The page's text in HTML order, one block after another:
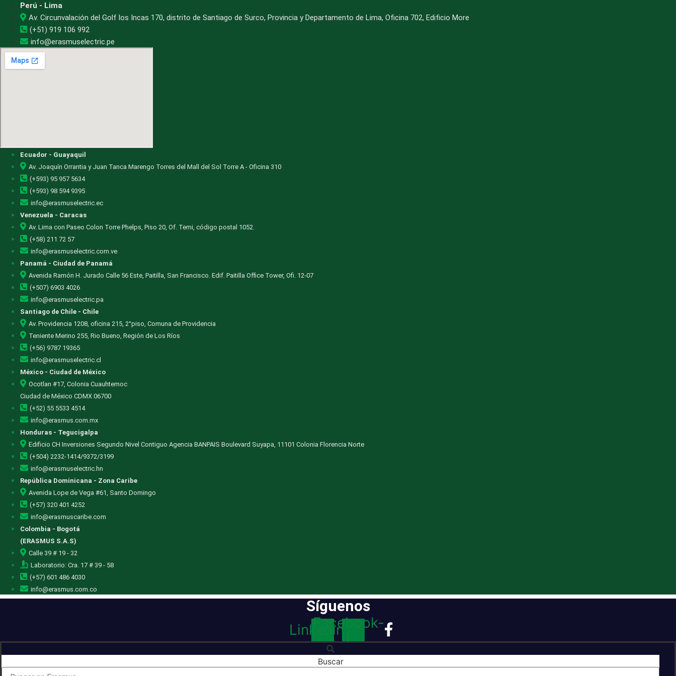
Perú - Lima
Av. Circunvalación del Golf los Incas 170, distrito de Santiago de Surco, Provincia y Departamento de Lima, Oficina 702, Edificio More
(+51) 919 106 992
info@erasmuselectric.pe
Ecuador - Guayaquil
Av. Joaquín Orrantia y Juan Tanca Marengo Torres del Mall del Sol Torre A - Oficina 310
(+593) 95 957 5634
(+593) 98 594 9395
info@erasmuselectric.ec
Venezuela - Caracas
Av. Lima con Paseo Colon Torre Phelps, Piso 20, Of. Temi, código postal 1052.
(+58) 211 72 57
info@erasmuselectric.com.ve
Panamá - Ciudad de Panamá
Avenida Ramón H. Jurado Calle 56 Este, Paitilla, San Francisco. Edif. Paitilla Office Tower, Ofi. 12-07
(+507) 6903 4026
info@erasmuselectric.pa
Santiago de Chile - Chile
Av. Providencia 1208, oficina 215, 2°piso, Comuna de Providencia
Teniente Merino 255, Rio Bueno, Región de Los Ríos
(+56) 9787 19365
info@erasmuselectric.cl
México - Ciudad de México
Ocotlan #17, Colonia Cuauhtemoc
Ciudad de México CDMX 06700
(+52) 55 5533 4514
info@erasmus.com.mx
Honduras - Tegucigalpa
Edificio CH Inversiones Segundo Nivel Contiguo Agencia BANPAIS Boulevard Suyapa, 11101 Colonia Florencia Norte
(+504) 2232-1414/9372/3199
info@erasmuselectric.hn
República Dominicana - Zona Caribe
Avenida Lope de Vega #61, Santo Domingo
(+57) 320 401 4252
info@erasmuscaribe.com
Colombia - Bogotá
(ERASMUS S.A.S)
Calle 39 # 19 - 32
Laboratorio: Cra. 17 # 39 - 58
(+57) 601 486 4030
info@erasmus.com.co
Síguenos
Linkedin
Facebook-
f
Buscar